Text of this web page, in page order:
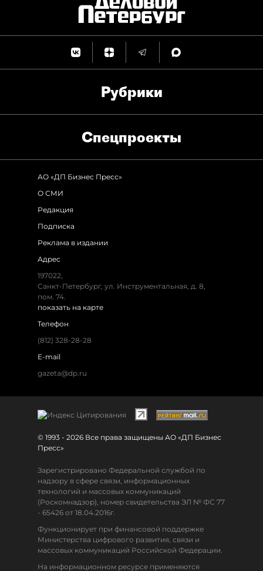
Рубрики
Спец­проекты
АО «ДП Бизнес Пресс»
О СМИ
Редакция
Подписка
Реклама в издании
Адрес
197022,
Санкт-Петербург, ул. Инструментальная, д. 8,
пом. 74.
показать на карте
Телефон
(812) 328-28-28
E-mail
gazeta@dp.ru
© 1993 - 2026 Все права защищены АО «ДП Бизнес
Пресс»
Зарегистрировано Федеральной службой по
надзору в сфере связи, информационных
технологий и массовых коммуникаций
(Роскомнадзор), номер свидетельства ЭЛ № ФС 77
- 65426 от 18.04.2016г.
Функционирует при финансовой поддержке
Министерства цифрового развития, связи и
массовых коммуникаций Российской Федерации.
На информационном ресурсе применяются